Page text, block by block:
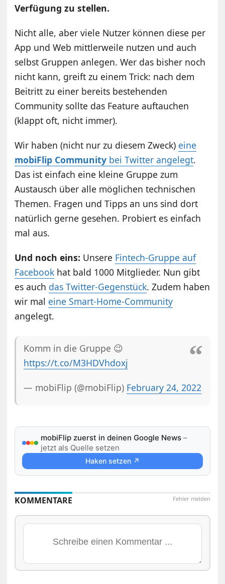
Verfügung zu stellen.
Nicht alle, aber viele Nutzer können diese per
App und Web mittlerweile nutzen und auch
selbst Gruppen anlegen. Wer das bisher noch
nicht kann, greift zu einem Trick: nach dem
Beitritt zu einer bereits bestehenden
Community sollte das Feature auftauchen
(klappt oft, nicht immer).
Wir haben (nicht nur zu diesem Zweck) eine
mobiFlip Community bei Twitter angelegt.
Das ist einfach eine kleine Gruppe zum
Austausch über alle möglichen technischen
Themen. Fragen und Tipps an uns sind dort
natürlich gerne gesehen. Probiert es einfach
mal aus.
Und noch eins: Unsere Fintech-Gruppe auf
Facebook hat bald 1000 Mitglieder. Nun gibt
es auch das Twitter-Gegenstück. Zudem haben
wir mal eine Smart-Home-Community
angelegt.
Komm in die Gruppe 😉
https://t.co/M3HDVhdoxj
— mobiFlip (@mobiFlip) February 24, 2022
mobiFlip zuerst in deinen Google News –
jetzt als Quelle setzen
Haken setzen ↗
Fehler melden
KOMMENTARE